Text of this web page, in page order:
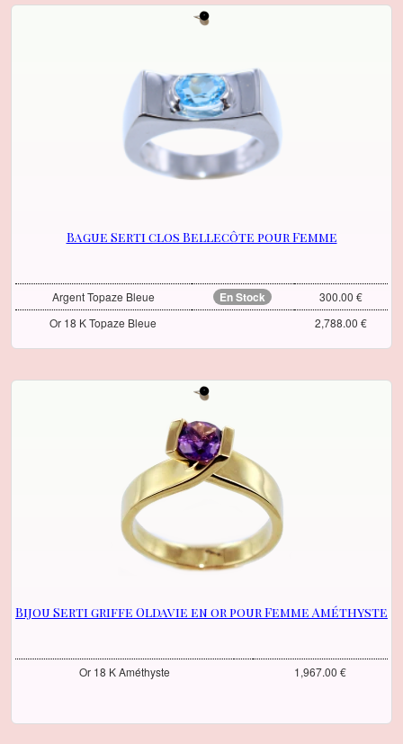
Bague Serti clos Bellecôte pour Femme
Argent Topaze Bleue En Stock
300.00 €
Or 18 K Topaze Bleue
2,788.00 €
Bijou Serti griffe Oldavie en or pour Femme Améthyste
Or 18 K Améthyste 1,967.00 €